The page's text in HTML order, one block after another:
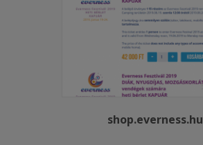
shop.everness.hu